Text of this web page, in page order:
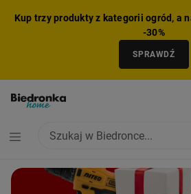
Kup trzy produkty z kategorii ogród, a
-30%
SPRAWDŹ
DODANO PRODUKT DO
ZMNIEJSZONO LICZBĘ
USUNIĘTO PRODUKT Z
ZESTAW DODANY DO
NIE MOŻNA BYŁO DODAĆ CAŁEGO
CAROUSEL